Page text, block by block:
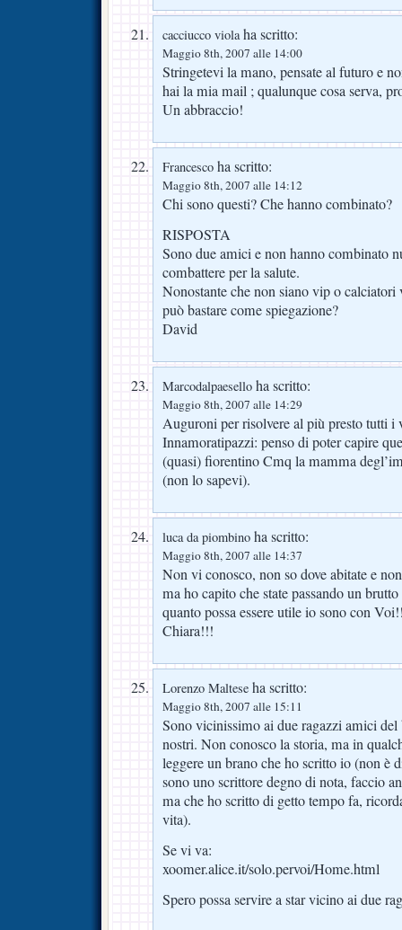
cacciucco violaha scritto:
Maggio 8th, 2007 alle 14:00
Stringetevi la mano, pensate al futuro e
hai la mia mail ; qualunque cosa serva,
Un abbraccio!
Francesco ha scritto:
Maggio 8th, 2007 alle 14:12
Chi sono questi? Che hanno combinato?
RISPOSTA
Sono due amici e non hanno combinato
combattere per la salute.
Nonostante che non siano vip o
può bastare come spiegazione?
David
Marcodalpaesello ha scritto:
Maggio 8th, 2007 alle 14:29
Auguroni per risolvere al più presto tutti
Innamoratipazzi: penso di poter capire
(quasi) fiorentino Cmq la mamma
(non lo sapevi).
luca da piombino ha scritto:
Maggio 8th, 2007 alle 14:37
Non vi conosco, non so dove abitate e
ma ho capito che state passando un
quanto possa essere utile io sono con
Chiara!!!
Lorenzo Maltese ha scritto:
Maggio 8th, 2007 alle 15:11
Sono vicinissimo ai due ragazzi amici
nostri. Non conosco la storia, ma in
leggere un brano che ho scritto io (non è
sono uno scrittore degno di nota, faccio
ma che ho scritto di getto tempo fa,
vita).
Se vi va:
xoomer.alice.it/solo.pervoi/Home.html
Spero possa servire a star vicino ai due